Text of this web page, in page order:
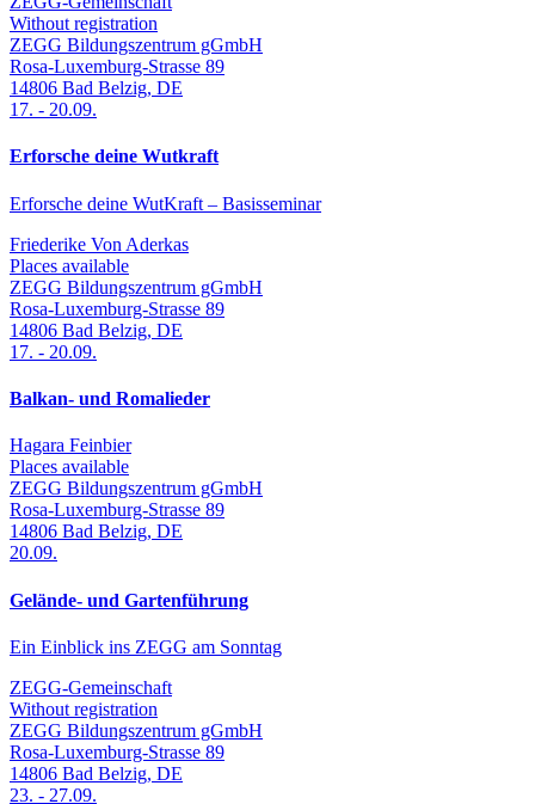
Without registration
ZEGG Bildungszentrum gGmbH
Rosa-Luxemburg-Strasse 89
14806 Bad Belzig, DE
17. - 20.09.
Erforsche deine Wutkraft
Erforsche deine WutKraft – Basisseminar
Friederike Von Aderkas
Places available
ZEGG Bildungszentrum gGmbH
Rosa-Luxemburg-Strasse 89
14806 Bad Belzig, DE
17. - 20.09.
Balkan- und Romalieder
Hagara Feinbier
Places available
ZEGG Bildungszentrum gGmbH
Rosa-Luxemburg-Strasse 89
14806 Bad Belzig, DE
20.09.
Gelände- und Gartenführung
Ein Einblick ins ZEGG am Sonntag
ZEGG-Gemeinschaft
Without registration
ZEGG Bildungszentrum gGmbH
Rosa-Luxemburg-Strasse 89
14806 Bad Belzig, DE
23. - 27.09.